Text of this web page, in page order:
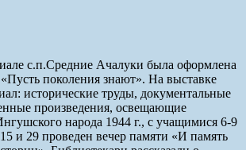
с.п.Средние Ачалуки была оформлена
поколения знают». На выставке
исторические труды, документальные
произведения, освещающие
народа 1944 г., с учащимися 6-9
и 29 проведен вечер памяти «И память